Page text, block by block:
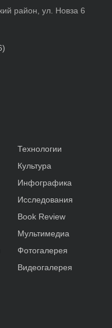
район, ул. Новза 6
Технологии
Культура
Инфографика
Исследования
Book Review
Мультимедиа
Фотогалерея
Видеогалерея